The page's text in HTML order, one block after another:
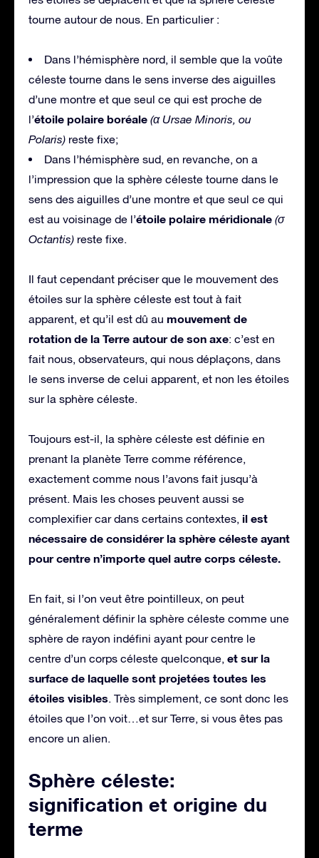
tourne autour de nous. En particulier :
Dans l’hémisphère nord, il semble que la voûte
céleste tourne dans le sens inverse des aiguilles
d’une montre et que seul ce qui est proche de
l’étoile polaire boréale (α Ursae Minoris, ou
Polaris) reste fixe;
Dans l’hémisphère sud, en revanche, on a
l’impression que la sphère céleste tourne dans le
sens des aiguilles d’une montre et que seul ce qui
est au voisinage de l’étoile polaire méridionale (σ
Octantis) reste fixe.
Il faut cependant préciser que le mouvement des
étoiles sur la sphère céleste est tout à fait
apparent, et qu’il est dû au mouvement de
rotation de la Terre autour de son axe: c’est en
fait nous, observateurs, qui nous déplaçons, dans
le sens inverse de celui apparent, et non les étoiles
sur la sphère céleste.
Toujours est-il, la sphère céleste est définie en
prenant la planète Terre comme référence,
exactement comme nous l’avons fait jusqu’à
présent. Mais les choses peuvent aussi se
complexifier car dans certains contextes, il est
nécessaire de considérer la sphère céleste ayant
pour centre n’importe quel autre corps céleste.
En fait, si l’on veut être pointilleux, on peut
généralement définir la sphère céleste comme une
sphère de rayon indéfini ayant pour centre le
centre d’un corps céleste quelconque, et sur la
surface de laquelle sont projetées toutes les
étoiles visibles. Très simplement, ce sont donc les
étoiles que l’on voit…et sur Terre, si vous êtes pas
encore un alien.
Sphère céleste:
signification et origine du
terme